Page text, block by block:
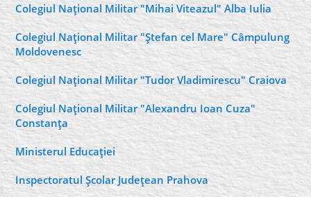
Colegiul Naţional Militar "Mihai Viteazul" Alba Iulia
Colegiul Naţional Militar "Ştefan cel Mare" Câmpulung
Moldovenesc
Colegiul Naţional Militar "Tudor Vladimirescu" Craiova
Colegiul Naţional Militar "Alexandru Ioan Cuza"
Constanţa
Ministerul Educaţiei
Inspectoratul Şcolar Judeţean Prahova